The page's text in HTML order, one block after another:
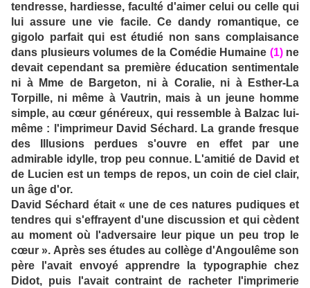
tendresse, hardiesse, faculté d'aimer celui ou celle qui
lui assure une vie facile. Ce dandy romantique, ce
gigolo parfait qui est étudié non sans complaisance
dans plusieurs volumes de la Comédie Humaine (1)ne
devait cependant sa première éducation sentimentale
ni à Mme de Bargeton, ni à Coralie, ni à Esther-La
Torpille, ni même à Vautrin, mais à un jeune homme
simple, au cœur généreux, qui ressemble à Balzac lui-
même : l'imprimeur David Séchard. La grande fresque
des Illusions perdues s'ouvre en effet par une
admirable idylle, trop peu connue. L'amitié de David et
de Lucien est un temps de repos, un coin de ciel clair,
un âge d'or.
David Séchard était « une de ces natures pudiques et
tendres qui s'effrayent d'une discussion et qui cèdent
au moment où l'adversaire leur pique un peu trop le
cœur ». Après ses études au collège d'Angoulême son
père l'avait envoyé apprendre la typographie chez
Didot, puis l'avait contraint de racheter l'imprimerie